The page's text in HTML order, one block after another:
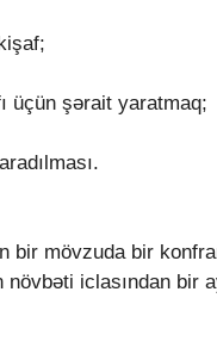
üçün şərait yaratmaq;
bir mövzuda bir
iclasından bir